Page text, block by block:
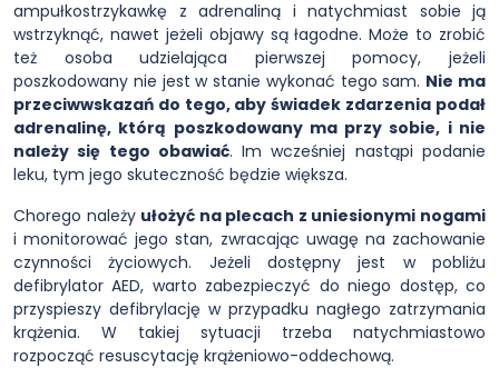
ampułkostrzykawkę z adrenaliną i natychmiast sobie ją
wstrzyknąć, nawet jeżeli objawy są łagodne. Może to zrobić
też osoba udzielająca pierwszej pomocy, jeżeli
poszkodowany nie jest w stanie wykonać tego sam. Nie ma
przeciwwskazań do tego, aby świadek zdarzenia podał
adrenalinę, którą poszkodowany ma przy sobie, i nie
należy się tego obawiać. Im wcześniej nastąpi podanie
leku, tym jego skuteczność będzie większa.
Chorego należy ułożyć na plecach z uniesionymi nogami
i monitorować jego stan, zwracając uwagę na zachowanie
czynności życiowych. Jeżeli dostępny jest w pobliżu
defibrylator AED, warto zabezpieczyć do niego dostęp, co
przyspieszy defibrylację w przypadku nagłego zatrzymania
krążenia. W takiej sytuacji trzeba natychmiastowo
rozpocząć resuscytację krążeniowo-oddechową.